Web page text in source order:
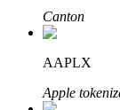
Aprender
Obtenga
Canton
AAPLX
Apple